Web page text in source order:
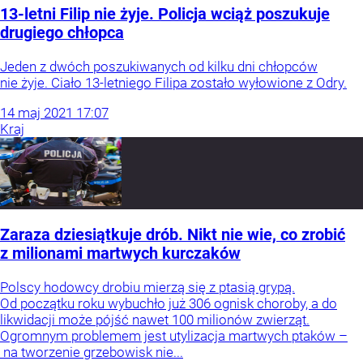
13-letni Filip nie żyje. Policja wciąż poszukuje
drugiego chłopca
Jeden z dwóch poszukiwanych od kilku dni chłopców
nie żyje. Ciało 13-letniego Filipa zostało wyłowione z Odry.
14 maj 2021 17:07
Kraj
Zaraza dziesiątkuje drób. Nikt nie wie, co zrobić
z milionami martwych kurczaków
Polscy hodowcy drobiu mierzą się z ptasią grypą.
Od początku roku wybuchło już 306 ognisk choroby, a do
likwidacji może pójść nawet 100 milionów zwierząt.
Ogromnym problemem jest utylizacja martwych ptaków –
na tworzenie grzebowisk nie...